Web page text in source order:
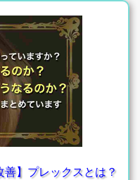
善】プレックスとは？